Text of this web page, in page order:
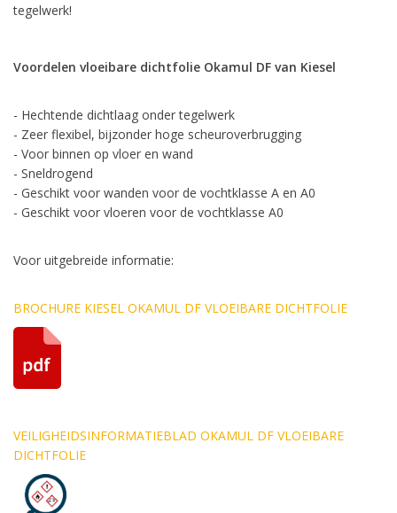
tegelwerk!
Voordelen vloeibare dichtfolie Okamul DF van Kiesel
- Hechtende dichtlaag onder tegelwerk
- Zeer flexibel, bijzonder hoge scheuroverbrugging
- Voor binnen op vloer en wand
- Sneldrogend
- Geschikt voor wanden voor de vochtklasse A en A0
- Geschikt voor vloeren voor de vochtklasse A0
Voor uitgebreide informatie:
BROCHURE KIESEL OKAMUL DF VLOEIBARE DICHTFOLIE
VEILIGHEIDSINFORMATIEBLAD OKAMUL DF VLOEIBARE
DICHTFOLIE